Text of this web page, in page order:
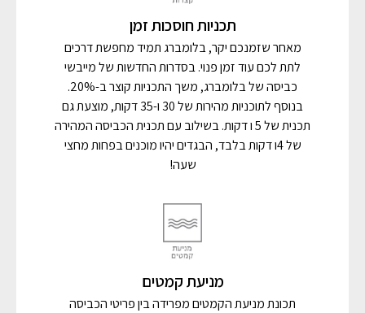
תכניות חוסכות זמן
מאחר שזמנכם יקר, בלומברג תמיד מחפשת דרכים
לתת לכם עוד זמן פנוי. בסדרות החדשות של מייבשי
כביסה של בלומברג, משך התכניות קוצר ב-20%.
בנוסף לתוכניות מהירות של 30 ו-35 דקות, מוצעת גם
תכנית של 5 ו דקות. בשילוב עם תכנית הכביסה המהירה
של 4ו דקות בלבד, הבגדים יהיו מוכנים בפחות מחצי
שעה!
מניעת קמטים
תכונת מניעת הקמטים מפרידה בין פריטי הכביסה